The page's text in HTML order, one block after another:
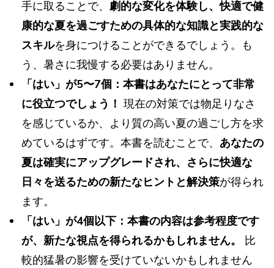
手に取ることで、 劇的な変化を体験し、快適で健
康的な夏を過ごすための具体的な知識と実践的な
スキルを身につけることができるでしょう。も
う、暑さに我慢する必要はありません。
「はい」が5〜7個：本書はあなたにとって非常
に役立つでしょう！ 現在の対策では物足りなさ
を感じているか、より質の高い夏の過ごし方を求
めているはずです。本書を読むことで、 あなたの
夏は確実にアップグレードされ、さらに快適な
日々を送るための新たなヒントと解決策が得られ
ます。
「はい」が4個以下：本書の内容は参考程度です
が、新たな視点を得られるかもしれません。
比
較的猛暑の影響を受けていないかもしれません